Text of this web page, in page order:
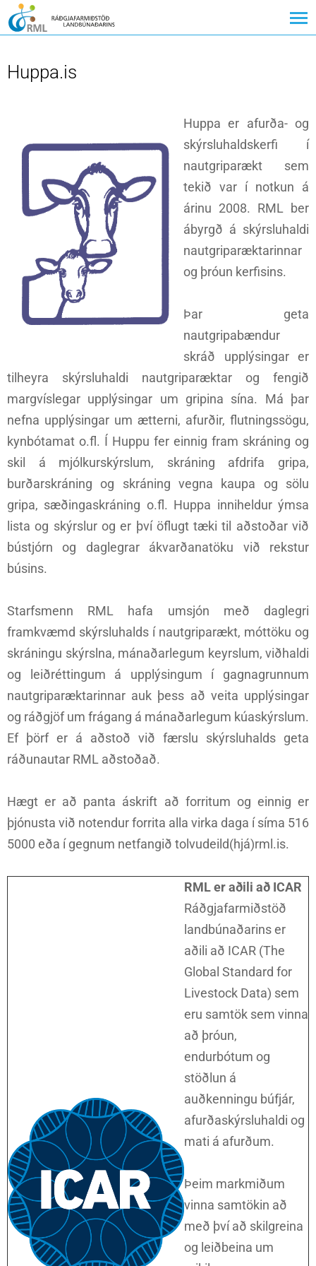
Huppa.is
Huppa er afurða- og
skýrsluhaldskerfi í
nautgriparækt sem
tekið var í notkun á
árinu 2008. RML ber
ábyrgð á skýrsluhaldi
nautgriparæktarinnar
og þróun kerfisins.
Þar geta
nautgripabændur
skráð upplýsingar er
tilheyra skýrsluhaldi nautgriparæktar og fengið
margvíslegar upplýsingar um gripina sína. Má þar
nefna upplýsingar um ætterni, afurðir, flutningssögu,
kynbótamat o.fl. Í Huppu fer einnig fram skráning og
skil á mjólkurskýrslum, skráning afdrifa gripa,
burðarskráning og skráning vegna kaupa og sölu
gripa, sæðingaskráning o.fl. Huppa inniheldur ýmsa
lista og skýrslur og er því öflugt tæki til aðstoðar við
bústjórn og daglegrar ákvarðanatöku við rekstur
búsins.
Starfsmenn RML hafa umsjón með daglegri
framkvæmd skýrsluhalds í nautgriparækt, móttöku og
skráningu skýrslna, mánaðarlegum keyrslum, viðhaldi
og leiðréttingum á upplýsingum í gagnagrunnum
nautgriparæktarinnar auk þess að veita upplýsingar
og ráðgjöf um frágang á mánaðarlegum kúaskýrslum.
Ef þörf er á aðstoð við færslu skýrsluhalds geta
ráðunautar RML aðstoðað.
Hægt er að panta áskrift að forritum og einnig er
þjónusta við notendur forrita alla virka daga í síma 516
5000 eða í gegnum netfangið tolvudeild(hjá)rml.is.
RML er aðili að ICAR
Ráðgjafarmiðstöð
landbúnaðarins er
aðili að ICAR (The
Global Standard for
Livestock Data) sem
eru samtök sem vinna
að þróun,
endurbótum og
stöðlun á
auðkenningu búfjár,
afurðaskýrsluhaldi og
mati á afurðum.
Þeim markmiðum
vinna samtökin að
með því að skilgreina
og leiðbeina um